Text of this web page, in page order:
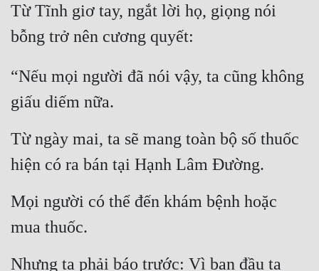
Đông Phương Huyền Huyễn
Đồng Nhân
Cẩu Đạo Trường Sinh
Truyện Nam
Vô Địch Lưu
Từ Tĩnh giơ tay, ngắt lời họ, giọng nói
bỗng trở nên cương quyết:
“Nếu mọi người đã nói vậy, ta cũng không
giấu diếm nữa.
Từ ngày mai, ta sẽ mang toàn bộ số thuốc
hiện có ra bán tại Hạnh Lâm Đường.
Mọi người có thể đến khám bệnh hoặc
mua thuốc.
Nhưng ta phải báo trước: Vì ban đầu ta